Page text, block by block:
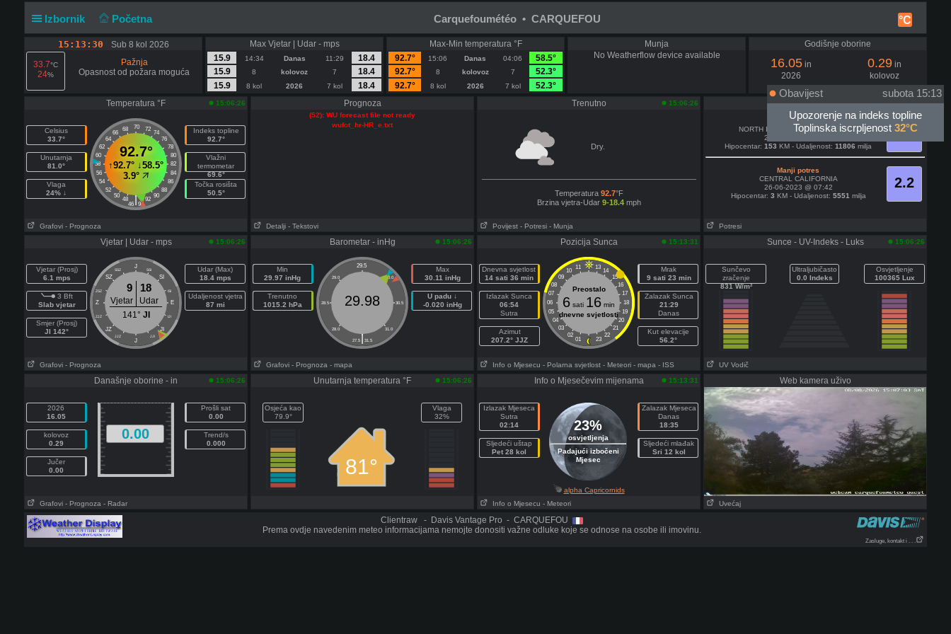
Izbornik Početna °C
Carquefoumétéo • CARQUEFOU
15:13:30
Sub 8 kol 2026
33.7°C
24%
Pažnja
Opasnost od požara moguća
Max Vjetar | Udar - mps
15.9
14:34 Danas 11:29
18.4
15.9
8 kolovoz 7
18.4
15.9
8 kol 2026 7 kol 18.4
Max-Min temperatura °F
92.7°
15:06 Danas 04:06
58.5°
92.7°
8 kolovoz 7
52.3°
92.7°
8 kol 2026 7 kol 52.3°
Munja
No Weatherflow device available
Godišnje oborine
16.05 in
2026
0.29 in
kolovoz
Temperatura °F 15:06:26
Celsius
33.7°
Unutarnja
81.0°
Vlaga
24% ↓
70
68 72
66
74
64
76
62
78
60
80
58
82
56
84
54
86
52
88
50
90
48 92
|
46 94
92.7°
↑92.7° ↓58.5°
3.9°
Indeks topline
92.7°
Vlažni
termometar
69.6°
Točka rosišta
50.5°
Grafovi - Prognoza
Prognoza
(52): WU forecast file not ready
wufct_hr-HR_e.txt
Detalji - Tekstovi
Trenutno 15:06:26
Dry.
Temperatura 92.7°F
Brzina vjetra-Udar 9-18.4mph
Povijest - Potresi - Munja
Potres 15:11:41
3.4
Manji potres
NORTH ISLAND OF NEW ZEALAND
26-06-2023 @ 07:44
Hipocentar: 153 KM - Udaljenost: 11806 milja
2.2
Manji potres
CENTRAL CALIFORNIA
26-06-2023 @ 07:42
Hipocentar: 3 KM - Udaljenost: 5551 milja
Potresi
Vjetar | Udar - mps 15:06:26
Vjetar (Prosj)
6.1 mps
3 Bft
Slab vjetar
Smjer (Prosj)
JI 142°
J
SSZ SSI
SZ SI
ZSZ ISI
Z E
ZJZ IJI
JZ JI
JJZ JJI
J
9 18
Vjetar
Udar
141° JI
Udar (Max)
18.4 mps
Udaljenost vjetra
87 mi
Grafovi - Prognoza
Barometar - inHg 15:06:26
Min
29.97 inHg
Trenutno
1015.2 hPa
29.5
29.0 30.0
28.5 30.5
28.0 31.0
|
27.5 31.5
29.98
Max
30.11 inHg
U padu ↓
-0.020 inHg
Grafovi - Prognoza - mapa
Pozicija Sunca 15:13:31
Dnevna svjetlost
14 sati 36 min
Izlazak Sunca
06:54
Sutra
Azimut
207.2° JJZ
11 13
10
14
09
15
08
16
07
17
06
18
05
19
04
20
03
21
02
22
01 23
Preostalo
6 sati 16 min
dnevne svjetlosti
Mrak
9 sati 23 min
Zalazak Sunca
21:29
Danas
Kut elevacije
56.2°
Info o Mjesecu - Polarna svjetlost - Meteori - mapa - ISS
Sunce - UV-Indeks - Luks 15:06:26
Sunčevo
zračenje
831 W/m²
Ultraljubičasto
0.0 Indeks
Osvjetljenje
100365 Lux
UV Vodič
Današnje oborine - in 15:06:26
2026
16.05
kolovoz
0.29
Jučer
0.00
0.00
Prošli sat
0.00
Trend/s
0.000
Grafovi - Prognoza - Radar
Unutarnja temperatura °F 15:06:26
Osjeća kao
79.9°
81°
Vlaga
32%
Info o Mjesečevim mijenama 15:13:31
Izlazak Mjeseca
Sutra
02:14
Sljedeći uštap
Pet 28 kol
23%
osvjetljenja
Padajući izbočeni
Mjesec
Zalazak Mjeseca
Danas
18:35
Sljedeći mlađak
Sri 12 kol
alpha Capricornids
Info o Mjesecu - Meteori
Web kamera uživo
Uvećaj
Clientraw - Davis Vantage Pro - CARQUEFOU
Prema ovdje navedenim meteo informacijama nemojte donositi važne odluke koje se odnose na osobe ili imovinu.
Zasluge, kontakt i . . .
Obavijest
subota 15:13
Upozorenje na indeks topline
Toplinska iscrpljenost 32°C